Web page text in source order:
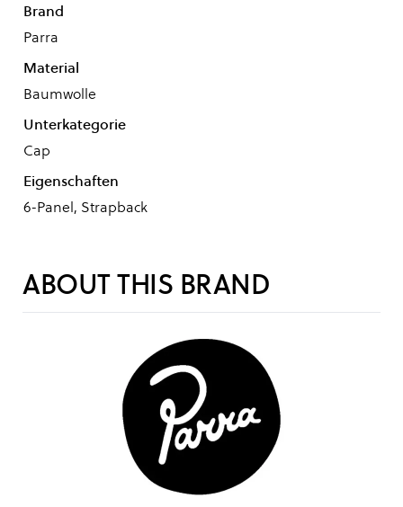
Brand
Parra
Material
Baumwolle
Unterkategorie
Cap
Eigenschaften
6-Panel, Strapback
ABOUT THIS BRAND